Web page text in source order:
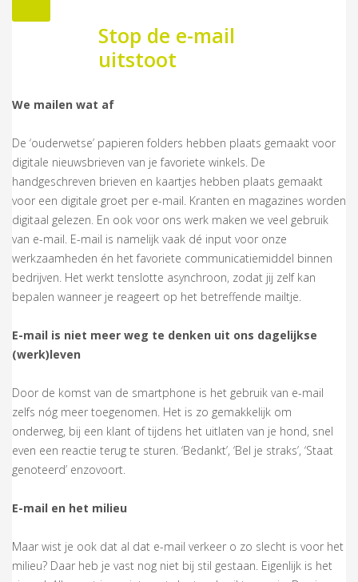
Stop de e-mail
uitstoot
We mailen wat af
De ‘ouderwetse’ papieren folders hebben plaats gemaakt voor
digitale nieuwsbrieven van je favoriete winkels. De
handgeschreven brieven en kaartjes hebben plaats gemaakt
voor een digitale groet per e-mail. Kranten en magazines worden
digitaal gelezen. En ook voor ons werk maken we veel gebruik
van e-mail. E-mail is namelijk vaak dé input voor onze
werkzaamheden én het favoriete communicatiemiddel binnen
bedrijven. Het werkt tenslotte asynchroon, zodat jij zelf kan
bepalen wanneer je reageert op het betreffende mailtje.
E-mail is niet meer weg te denken uit ons dagelijkse
(werk)leven
Door de komst van de smartphone is het gebruik van e-mail
zelfs nóg meer toegenomen. Het is zo gemakkelijk om
onderweg, bij een klant of tijdens het uitlaten van je hond, snel
even een reactie terug te sturen. ‘Bedankt’, ‘Bel je straks’, ‘Staat
genoteerd’ enzovoort.
E-mail en het milieu
Maar wist je ook dat al dat e-mail verkeer o zo slecht is voor het
milieu? Daar heb je vast nog niet bij stil gestaan. Eigenlijk is het